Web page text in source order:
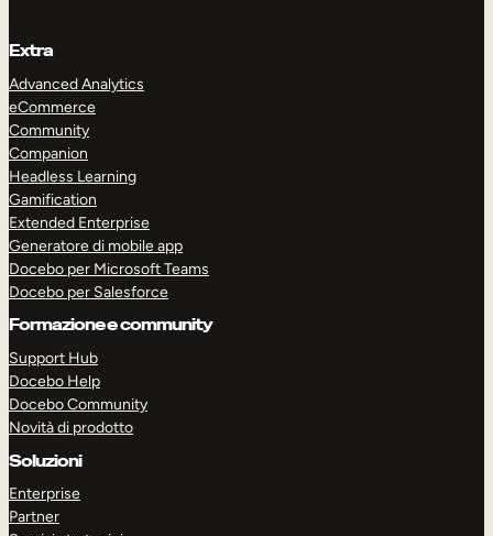
ESPLORA
Extra
Advanced Analytics
eCommerce
Community
Companion
Headless Learning
Gamification
Extended Enterprise
Generatore di mobile app
Docebo per Microsoft Teams
Docebo per Salesforce
Formazione e community
Support Hub
Docebo Help
Docebo Community
Novità di prodotto
Soluzioni
Enterprise
Partner